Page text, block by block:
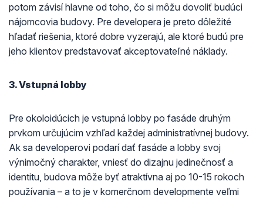
potom závisí hlavne od toho, čo si môžu dovoliť budúci
nájomcovia budovy. Pre developera je preto dôležité
hľadať riešenia, ktoré dobre vyzerajú, ale ktoré budú pre
jeho klientov predstavovať akceptovateľné náklady.
3. Vstupná lobby
Pre okoloidúcich je vstupná lobby po fasáde druhým
prvkom určujúcim vzhľad každej administratívnej budovy.
Ak sa developerovi podarí dať fasáde a lobby svoj
výnimočný charakter, vniesť do dizajnu jedinečnosť a
identitu, budova môže byť atraktívna aj po 10-15 rokoch
používania – a to je v komerčnom developmente veľmi